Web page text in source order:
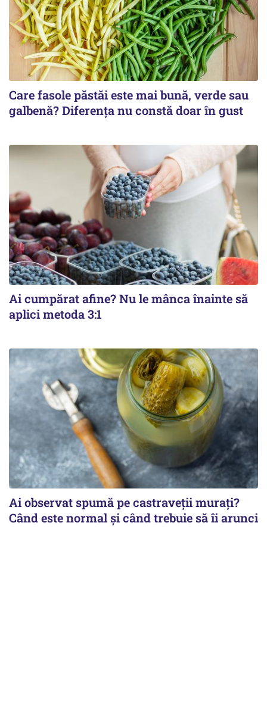
Care fasole păstăi este mai bună, verde sau
galbenă? Diferența nu constă doar în gust
Ai cumpărat afine? Nu le mânca înainte să
aplici metoda 3:1
Ai observat spumă pe castraveții murați?
Când este normal și când trebuie să îi arunci